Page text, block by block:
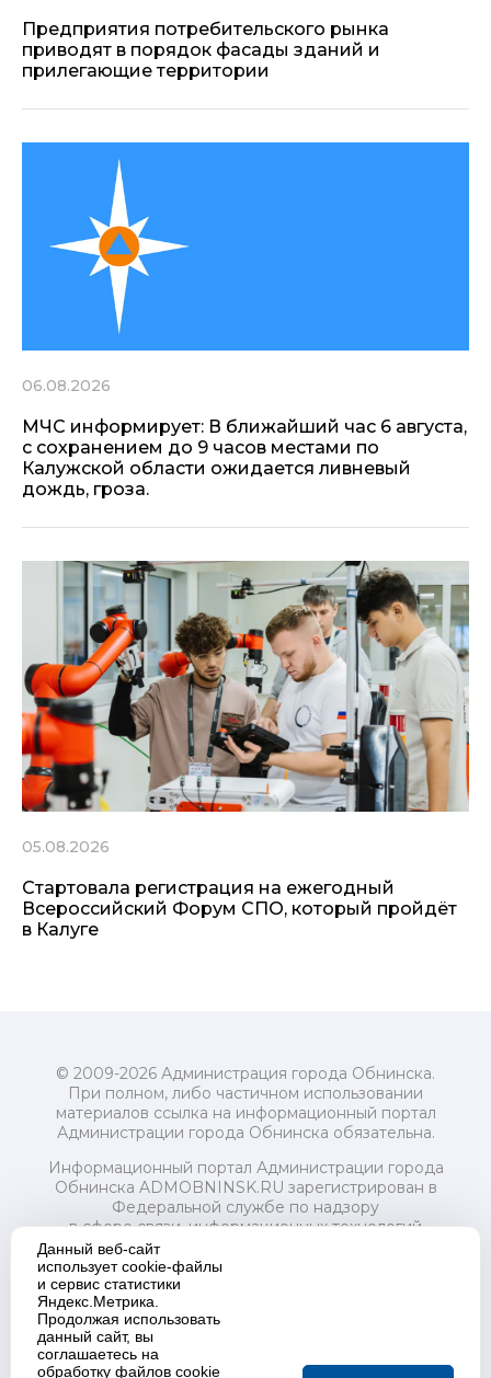
Предприятия потребительского рынка
приводят в порядок фасады зданий и
прилегающие территории
06.08.2026
МЧС информирует: В ближайший час 6 августа,
с сохранением до 9 часов местами по
Калужской области ожидается ливневый
дождь, гроза.
05.08.2026
Стартовала регистрация на ежегодный
Всероссийский Форум СПО, который пройдёт
в Калуге
© 2009-2026 Администрация города Обнинска.
При полном, либо частичном использовании
материалов ссылка на информационный портал
Администрации города Обнинска обязательна.
Информационный портал Администрации города
Обнинска ADMOBNINSK.RU зарегистрирован в
Федеральной службе по надзору
в сфере связи, информационных технологий
и массовых коммуникаций (Роскомнадзор) 24 июля
2018 года.
Свидетельство о регистрации Эл № ФС77-73321
Учредитель: Администрация (исполнительно-
распорядительный орган) городского округа "Город
Обнинск". Главный редактор: Байкова Е.А.
Данный веб-сайт
использует cookie-файлы
и сервис статистики
Яндекс.Метрика.
Продолжая использовать
данный сайт, вы
соглашаетесь на
обработку файлов cookie